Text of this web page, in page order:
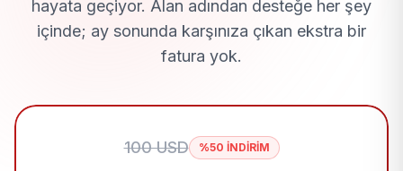
hayata geçiyor. Alan adından desteğe her şey
içinde; ay sonunda karşınıza çıkan ekstra bir
fatura yok.
100 USD %50 İNDİRİM